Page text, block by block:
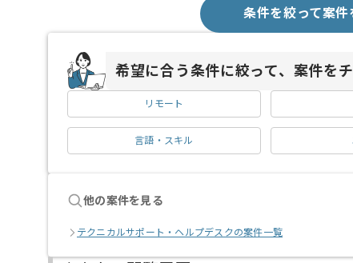
条件を絞って案件
希望に合う条件に絞って、案件を
リモート
言語・スキル
他の案件を見る
テクニカルサポート・ヘルプデスクの案件一覧